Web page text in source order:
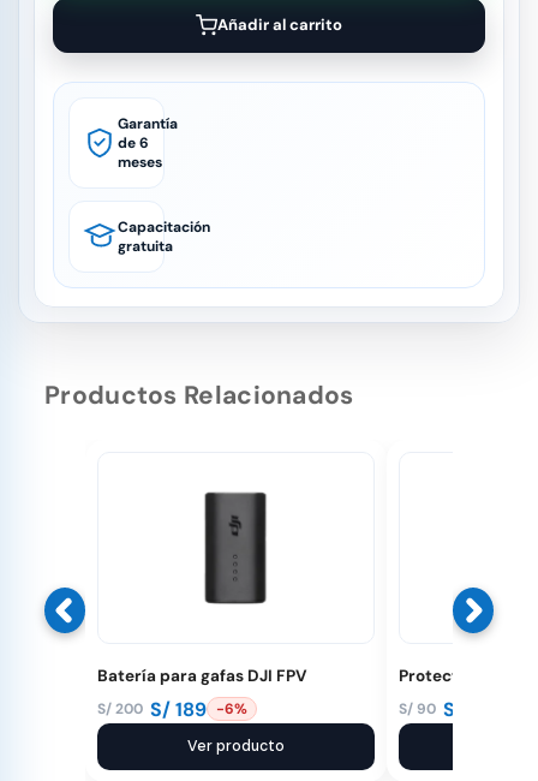
Añadir al carrito
Garantía
de 6
meses
Capacitación
gratuita
Productos Relacionados
Batería para gafas DJI FPV
S/200
El
original
S/189
El
actual
-6%
Ver producto
Protector de
S/90
El
original
S/
El
actual